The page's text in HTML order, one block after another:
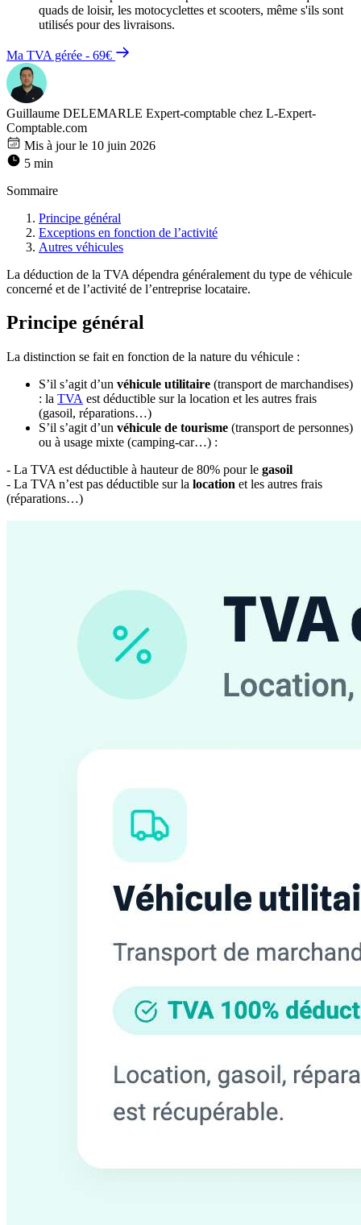
quads de loisir, les motocyclettes et scooters, même s'ils sont
utilisés pour des livraisons.
Ma TVA gérée - 69€
Guillaume DELEMARLE Expert-comptable chez L-Expert-
Comptable.com
Mis à jour le 10 juin 2026
5 min
Sommaire
Principe général
Exceptions en fonction de l’activité
Autres véhicules
La déduction de la TVA dépendra généralement du type de véhicule
concerné et de l’activité de l’entreprise locataire.
Principe général
La distinction se fait en fonction de la nature du véhicule :
S’il s’agit d’un véhicule utilitaire (transport de marchandises)
: la TVA est déductible sur la location et les autres frais
(gasoil, réparations…)
S’il s’agit d’un véhicule de tourisme (transport de personnes)
ou à usage mixte (camping-car…) :
- La TVA est déductible à hauteur de 80% pour le gasoil
- La TVA n’est pas déductible sur la location et les autres frais
(réparations…)